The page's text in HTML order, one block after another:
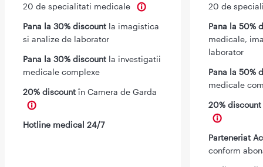
20 de specialitati medicale
Pana la 30% discount la imagistica
si analize de laborator
Pana la 30% discount la investigatii
medicale complexe
20% discount în Camera de Garda
Hotline medical 24/7
20 de
Pana la 50%
medicale,
laborator
Pana la 50%
medicale
20%
Parteneriat
conform